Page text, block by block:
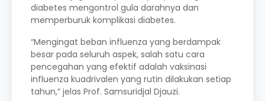
diabetes mengontrol gula darahnya dan
memperburuk komplikasi diabetes.
“Mengingat beban influenza yang berdampak
besar pada seluruh aspek, salah satu cara
pencegahan yang efektif adalah vaksinasi
influenza kuadrivalen yang rutin dilakukan setiap
tahun,” jelas Prof. Samsuridjal Djauzi.